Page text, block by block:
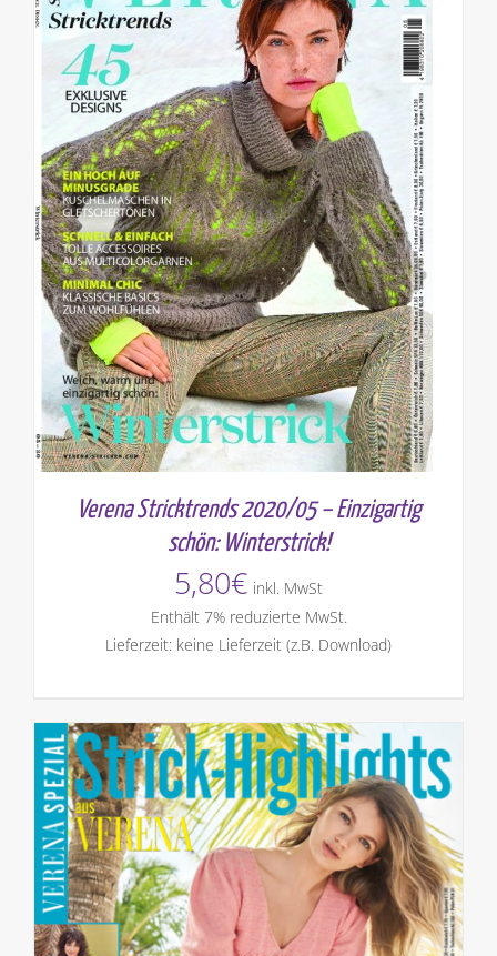
Verena Stricktrends 2020/05 – Einzigartig
schön: Winterstrick!
5,80€ inkl. MwSt
Enthält 7% reduzierte MwSt.
Lieferzeit: keine Lieferzeit (z.B. Download)